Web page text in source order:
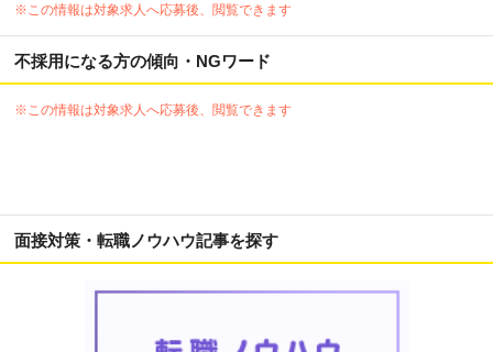
※この情報は対象求人へ応募後、閲覧できます
不採用になる方の傾向・NGワード
※この情報は対象求人へ応募後、閲覧できます
面接対策・転職ノウハウ記事を探す